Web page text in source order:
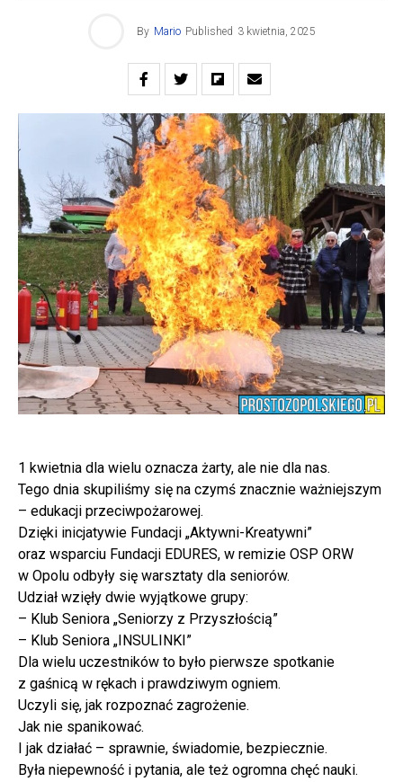
By Mario Published 3 kwietnia, 2025
1 kwietnia dla wielu oznacza żarty, ale nie dla nas.
Tego dnia skupiliśmy się na czymś znacznie ważniejszym
– edukacji przeciwpożarowej.
Dzięki inicjatywie Fundacji „Aktywni-Kreatywni”
oraz wsparciu Fundacji EDURES, w remizie OSP ORW
w Opolu odbyły się warsztaty dla seniorów.
Udział wzięły dwie wyjątkowe grupy:
– Klub Seniora „Seniorzy z Przyszłością”
– Klub Seniora „INSULINKI”
Dla wielu uczestników to było pierwsze spotkanie
z gaśnicą w rękach i prawdziwym ogniem.
Uczyli się, jak rozpoznać zagrożenie.
Jak nie spanikować.
I jak działać – sprawnie, świadomie, bezpiecznie.
Była niepewność i pytania, ale też ogromna chęć nauki.